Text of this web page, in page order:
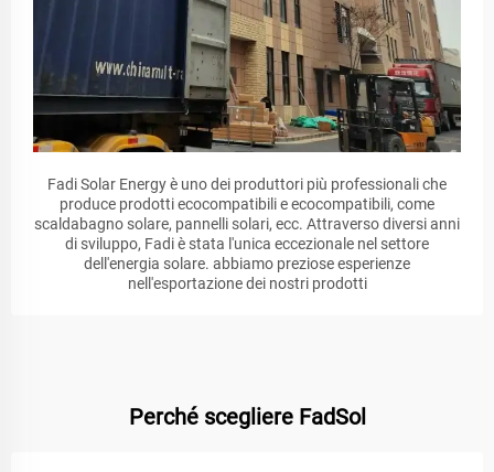
Fadi Solar Energy è uno dei produttori più professionali che
produce prodotti ecocompatibili e ecocompatibili, come
scaldabagno solare, pannelli solari, ecc. Attraverso diversi anni
di sviluppo, Fadi è stata l'unica eccezionale nel settore
dell'energia solare. abbiamo preziose esperienze
nell'esportazione dei nostri prodotti
Perché scegliere FadSol